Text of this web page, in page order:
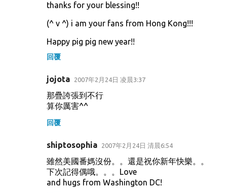
thanks for your blessing!!
(^ v ^) i am your fans from Hong Kong!!!
Happy pig pig new year!!
回覆
jojota 2007年2月24日 凌晨3:37
那疊誇張到不行
算你厲害^^
回覆
shiptosophia 2007年2月24日 清晨6:54
雖然美國番媽沒份。。還是祝你新年快樂。。
下次記得偶哦。。。Love
and hugs from Washington DC!